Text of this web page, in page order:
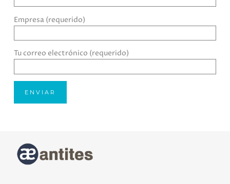
Empresa (requerido)
Tu correo electrónico (requerido)